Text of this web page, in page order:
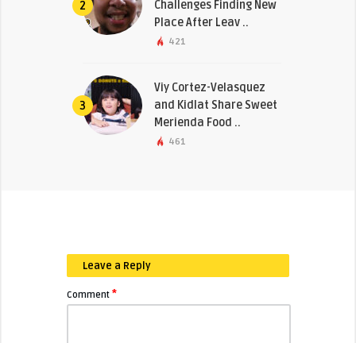
2
Challenges Finding New
Place After Leav ..
421
3
Viy Cortez-Velasquez
and Kidlat Share Sweet
Merienda Food ..
461
Leave a Reply
Comment *